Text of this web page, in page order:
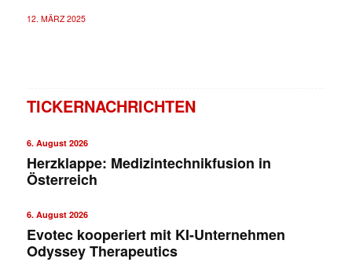
12. MÄRZ 2025
TICKERNACHRICHTEN
6. August 2026
Herzklappe: Medizintechnikfusion in
Österreich
6. August 2026
Evotec kooperiert mit KI-Unternehmen
Odyssey Therapeutics